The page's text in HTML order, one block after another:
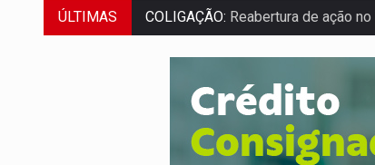
ÚLTIMAS
INCLUSÃO: APAE Porto Velho abre
21
INTERIOR: Ouro Preto do Oeste
DESENVOLVIMENTO: Ideb avança